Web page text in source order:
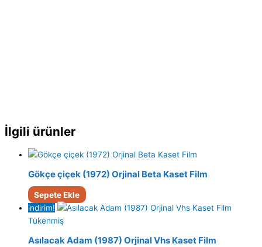
İlgili ürünler
Gökçe çiçek (1972) Orjinal Beta Kaset Film
Sepete Ekle
indirim!
Tükenmiş
Asılacak Adam (1987) Orjinal Vhs Kaset Film